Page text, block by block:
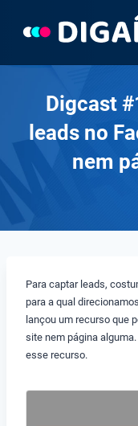
Digcast
leads no
nem
Para captar leads,
para a qual
lançou um recurso que
site nem página
esse recurso.